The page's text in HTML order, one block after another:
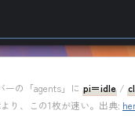
ーの「agents」に pi＝idle /
り、この1枚が速い。出典: